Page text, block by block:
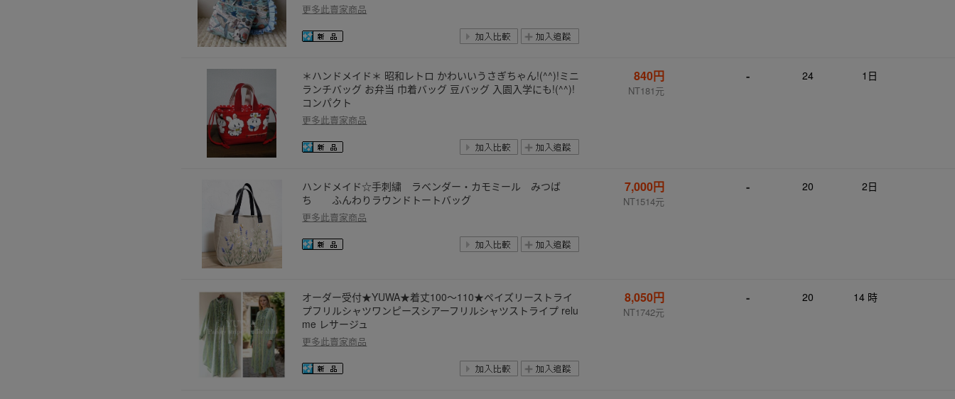
更多此賣家商品
＊ハンドメイド＊ 昭和レトロ かわいいうさぎちゃん!(^^)!ミニ
ランチバッグ お弁当 巾着バッグ 豆バッグ 入園入学にも!(^^)!
コンパクト
更多此賣家商品
840円
NT181元
- 24 1日
ハンドメイド☆手刺繍 ラベンダー・カモミール みつば
ち ふんわりラウンドトートバッグ
更多此賣家商品
7,000円
NT1514元
- 20 2日
オーダー受付★YUWA★着丈100〜110★ペイズリーストライ
プフリルシャツワンピースシアーフリルシャツストライプ relu
me レサージュ
更多此賣家商品
8,050円
NT1742元
- 20 14 時